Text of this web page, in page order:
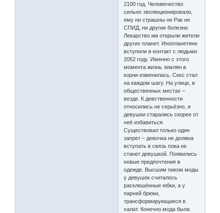
2100 год. Человечество
сильно эволюционировало,
ему ни страшны не Рак не
СПИД, ни другие болезни.
Лекарство им открыли жители
других планет. Инопланетяне
вступили в контакт с людьми
2052 году. Именно с этого
момента жизнь землян в
корни изменилась. Секс стал
на каждом шагу. На улице, в
общественных местах –
везде. К девственности
относились не серьёзно, и
девушки старались скорее от
неё избавиться.
Существовал только один
запрет – девочка не должна
вступать в связь пока не
станет девушкой. Появились
новые предпочтения в
одежде. Высшим пиком моды
у девушек считалось
расклешённые юбки, а у
парней брюки,
трансформирующиеся в
халат. Конечно мода была